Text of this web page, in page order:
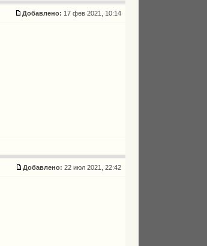
Добавлено: 17 фев 2021, 10:14
Добавлено: 22 июл 2021, 22:42